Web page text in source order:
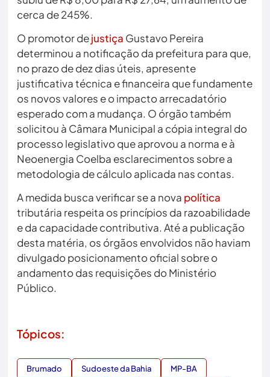
cerca de 245%.
O promotor dejustiça Gustavo Pereira
determinou a notificação da prefeitura para que,
no prazo de dez dias úteis, apresente
justificativa técnica e financeira que fundamente
os novos valores e o impacto arrecadatório
esperado com a mudança. O órgão também
solicitou à Câmara Municipal a cópia integral do
processo legislativo que aprovou a norma e à
Neoenergia Coelba esclarecimentos sobre a
metodologia de cálculo aplicada nas contas.
A medida busca verificar se a nova política
tributária respeita os princípios da razoabilidade
e da capacidade contributiva. Até a publicação
desta matéria, os órgãos envolvidos não haviam
divulgado posicionamento oficial sobre o
andamento das requisições do Ministério
Público.
Tópicos:
Brumado Sudoeste da Bahia MP-BA